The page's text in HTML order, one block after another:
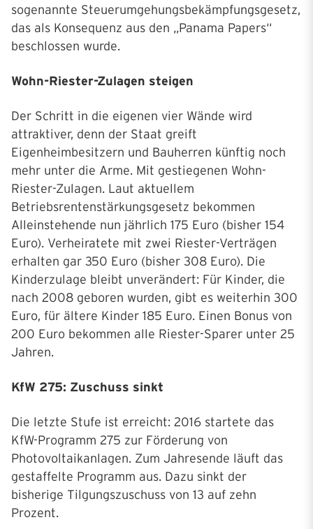
sogenannte Steuerumgehungsbekämpfungsgesetz,
das als Konsequenz aus den „Panama Papers“
beschlossen wurde.
Wohn-Riester-Zulagen steigen
Der Schritt in die eigenen vier Wände wird
attraktiver, denn der Staat greift
Eigenheimbesitzern und Bauherren künftig noch
mehr unter die Arme. Mit gestiegenen Wohn-
Riester-Zulagen. Laut aktuellem
Betriebsrentenstärkungsgesetz bekommen
Alleinstehende nun jährlich 175 Euro (bisher 154
Euro). Verheiratete mit zwei Riester-Verträgen
erhalten gar 350 Euro (bisher 308 Euro). Die
Kinderzulage bleibt unverändert: Für Kinder, die
nach 2008 geboren wurden, gibt es weiterhin 300
Euro, für ältere Kinder 185 Euro. Einen Bonus von
200 Euro bekommen alle Riester-Sparer unter 25
Jahren.
KfW 275: Zuschuss sinkt
Die letzte Stufe ist erreicht: 2016 startete das
KfW-Programm 275 zur Förderung von
Photovoltaikanlagen. Zum Jahresende läuft das
gestaffelte Programm aus. Dazu sinkt der
bisherige Tilgungszuschuss von 13 auf zehn
Prozent.